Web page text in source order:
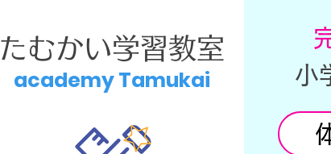
たむかい学習教室
academy Tamukai
小